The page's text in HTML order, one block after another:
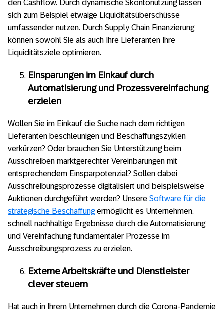
den Cashflow. Durch dynamische Skontonutzung lassen
sich zum Beispiel etwaige Liquiditätsüberschüsse
umfassender nutzen. Durch Supply Chain Finanzierung
können sowohl Sie als auch Ihre Lieferanten Ihre
Liquiditätsziele optimieren.
Einsparungen im Einkauf durch
Automatisierung und Prozessvereinfachung
erzielen
Wollen Sie im Einkauf die Suche nach dem richtigen
Lieferanten beschleunigen und Beschaffungszyklen
verkürzen? Oder brauchen Sie Unterstützung beim
Ausschreiben marktgerechter Vereinbarungen mit
entsprechendem Einsparpotenzial? Sollen dabei
Ausschreibungsprozesse digitalisiert und beispielsweise
Auktionen durchgeführt werden? Unsere Software für die
strategische Beschaffungermöglicht es Unternehmen,
schnell nachhaltige Ergebnisse durch die Automatisierung
und Vereinfachung fundamentaler Prozesse im
Ausschreibungsprozess zu erzielen.
Externe Arbeitskräfte und Dienstleister
clever steuern
Hat auch in Ihrem Unternehmen durch die Corona-Pandemie